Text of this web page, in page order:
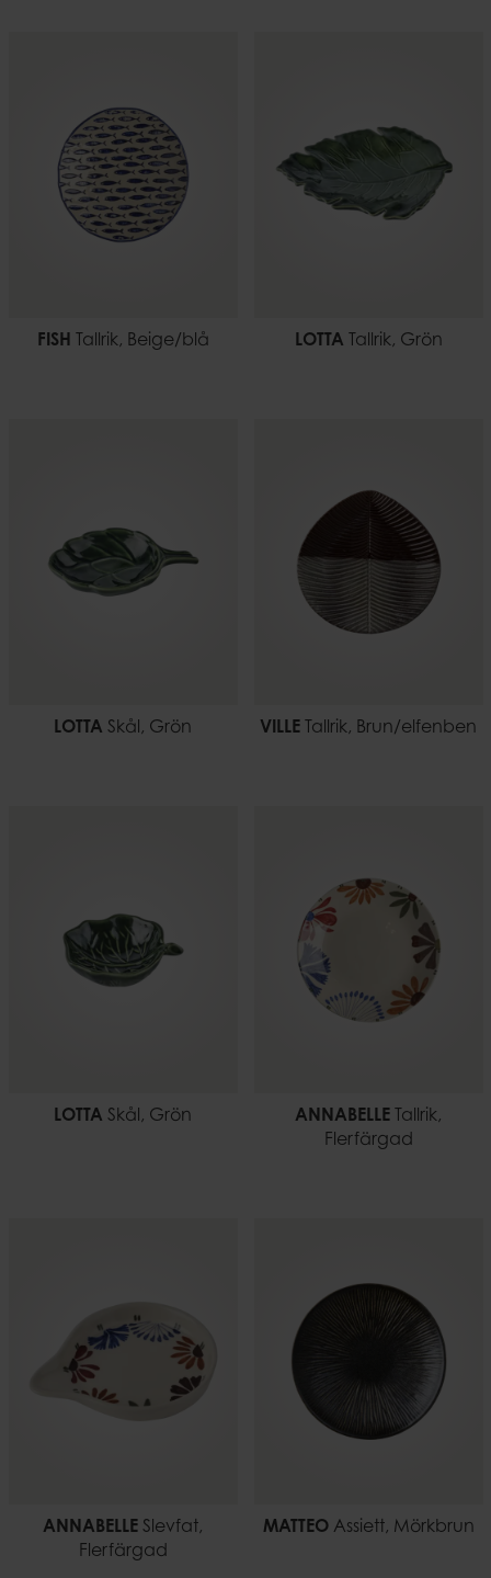
FISH Tallrik, Beige/blå LOTTA Tallrik, Grön
LOTTA Skål, Grön VILLE Tallrik, Brun/elfenben
LOTTA Skål, Grön ANNABELLE Tallrik,
Flerfärgad
ANNABELLE Slevfat,
Flerfärgad
MATTEOAssiett, Mörkbrun